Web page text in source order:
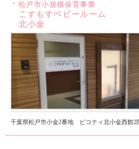
松戸市小規模保育事業
こすもすベビールーム
北小金
千葉県松戸市小金2番地 ピコティ北小金西館2